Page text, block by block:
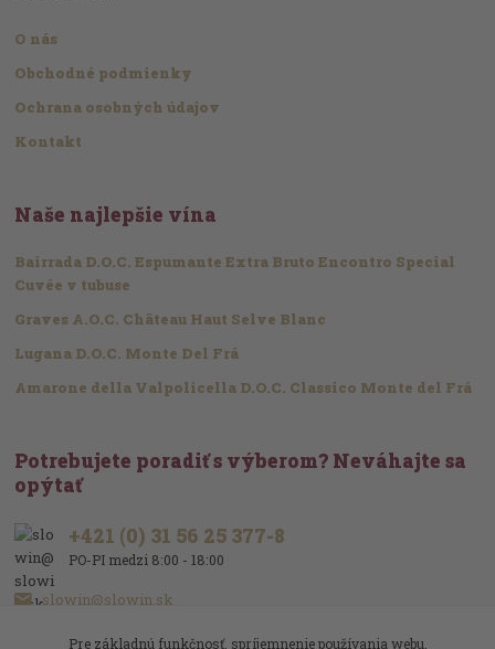
O nás
Obchodné podmienky
Ochrana osobných údajov
Kontakt
Naše najlepšie vína
Bairrada D.O.C. Espumante Extra Bruto Encontro Special
Cuvée v tubuse
Graves A.O.C. Château Haut Selve Blanc
Lugana D.O.C. Monte Del Frá
Amarone della Valpolicella D.O.C. Classico Monte del Frá
Potrebujete poradiť s výberom? Neváhajte sa
opýtať
+421 (0) 31 56 25 377-8
PO-PI medzi 8:00 - 18:00
slowin@slowin.sk
Pre základnú funkčnosť, spríjemnenie používania webu,